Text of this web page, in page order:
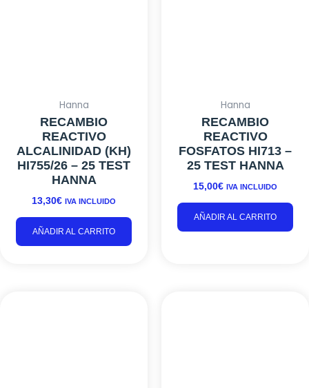
Hanna
RECAMBIO
REACTIVO
ALCALINIDAD (KH)
HI755/26 – 25 TEST
HANNA
13,30€ IVA INCLUIDO
AÑADIR AL CARRITO
Hanna
RECAMBIO
REACTIVO
FOSFATOS HI713 –
25 TEST HANNA
15,00€ IVA INCLUIDO
AÑADIR AL CARRITO